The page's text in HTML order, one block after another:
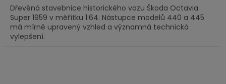
Dřevěná stavebnice historického vozu Škoda Octavia
Super 1959 v měřítku 1:64. Nástupce modelů 440 a 445
má mírně upravený vzhled a významná technická
vylepšení.